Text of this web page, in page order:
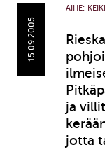
15.09.2005
AIHE:
ja
jotta